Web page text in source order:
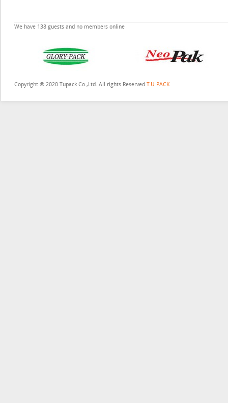
We have 138 guests and no members online
Copyright ® 2020 Tupack Co.,Ltd. All rights Reserved T.U PACK